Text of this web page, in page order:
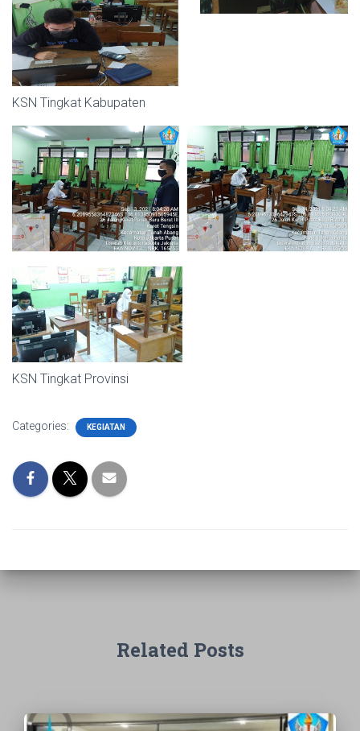
KSN Tingkat Kabupaten
KSN Tingkat Provinsi
Categories: KEGIATAN
Related Posts